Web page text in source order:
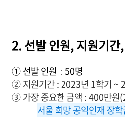
2. 선발 인원, 지원기간
① 선발 인원 : 50명
② 지원기간 : 2023년 1학기 ~
③ 가장 중요한 금액 : 400만원
서울 희망 공익인재 장